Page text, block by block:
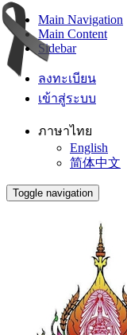
Main Navigation
Main Content
Sidebar
ลงทะเบียน
เข้าสู่ระบบ
ภาษาไทย
English
简体中文
Toggle navigation